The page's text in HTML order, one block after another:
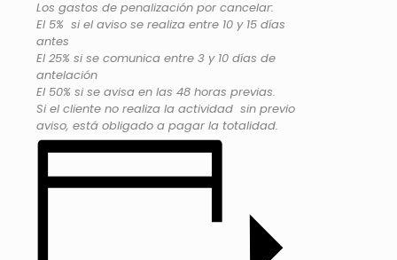
Los gastos de penalización por cancelar:
El 5% si el aviso se realiza entre 10 y 15 días
antes
El 25% si se comunica entre 3 y 10 días de
antelación
El 50% si se avisa en las 48 horas previas.
Si el cliente no realiza la actividad sin previo
aviso, está obligado a pagar la totalidad.